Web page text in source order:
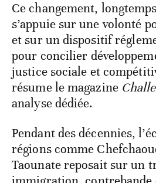
Ce changement,
s’appuie sur une volonté
et sur un dispositif
pour concilier
justice sociale et
résume le magazine
analyse dédiée.
Pendant des décennies,
régions comme
Taounate reposait sur un